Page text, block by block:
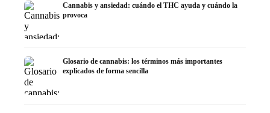
Cannabis y ansiedad: cuándo el THC ayuda y cuándo la
provoca
Glosario de cannabis: los términos más importantes
explicados de forma sencilla